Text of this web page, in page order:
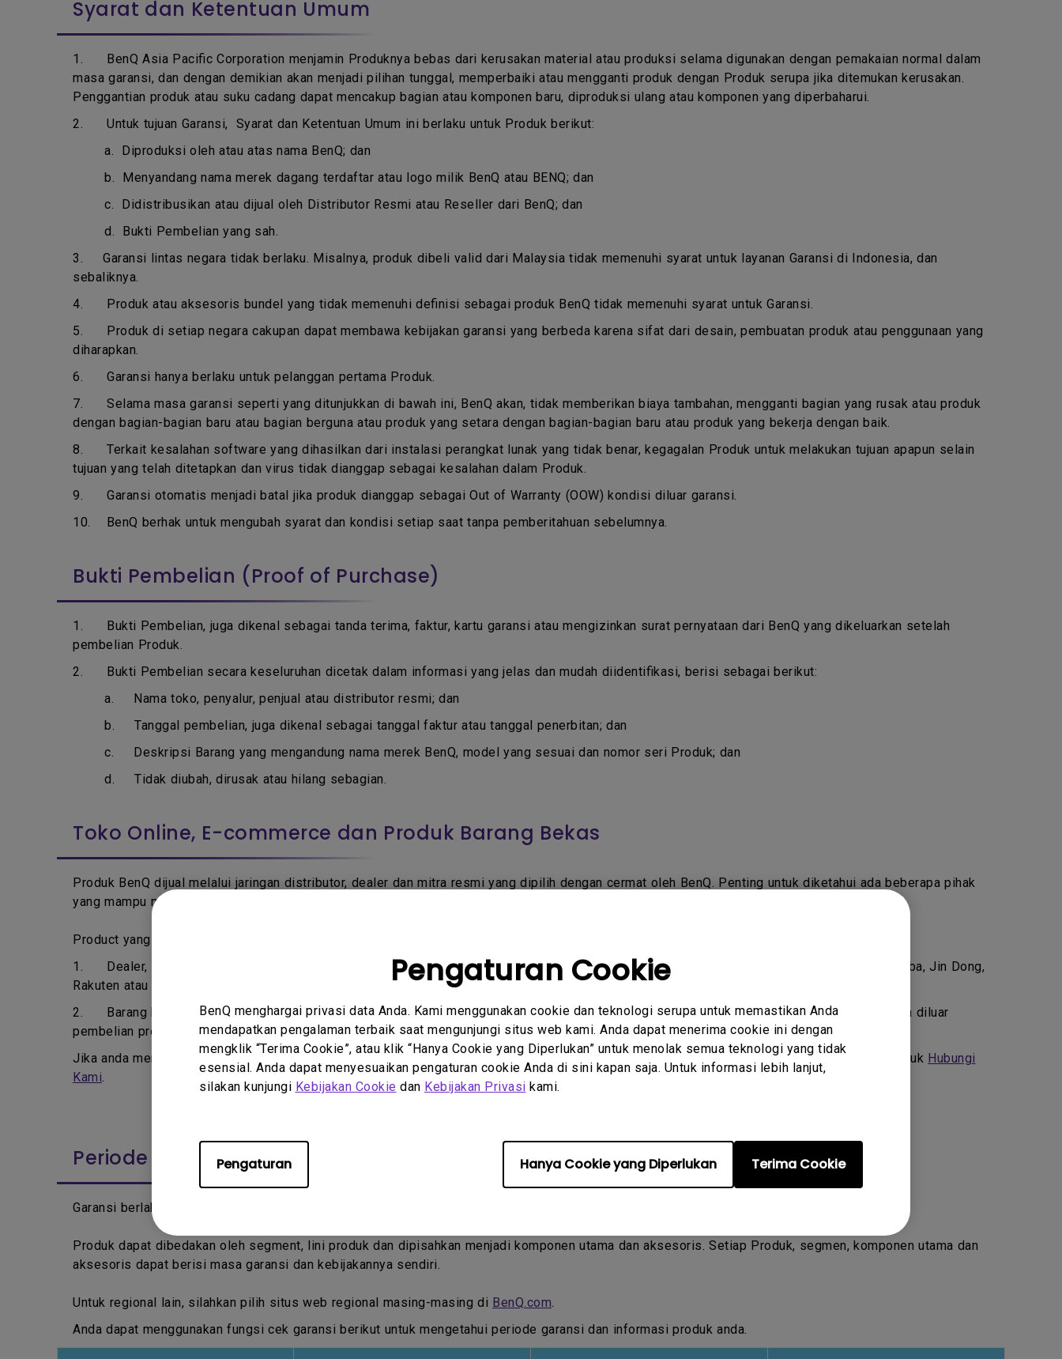
Pengaturan Cookie
BenQ menghargai privasi data Anda. Kami menggunakan cookie dan teknologi serupa untuk memastikan Anda
mendapatkan pengalaman terbaik saat mengunjungi situs web kami. Anda dapat menerima cookie ini dengan
mengklik “Terima Cookie”, atau klik “Hanya Cookie yang Diperlukan” untuk menolak semua teknologi yang tidak
esensial. Anda dapat menyesuaikan pengaturan cookie Anda di sini kapan saja. Untuk informasi lebih lanjut,
silakan kunjungi Kebijakan Cookie dan Kebijakan Privasi kami.
Pengaturan Hanya Cookie yang Diperlukan Terima Cookie
Syarat dan Ketentuan Umum
1. BenQ Asia Pacific Corporation menjamin Produknya bebas dari kerusakan material atau produksi selama digunakan dengan pemakaian normal dalam
masa garansi, dan dengan demikian akan menjadi pilihan tunggal, memperbaiki atau mengganti produk dengan Produk serupa jika ditemukan kerusakan.
Penggantian produk atau suku cadang dapat mencakup bagian atau komponen baru, diproduksi ulang atau komponen yang diperbaharui.
2. Untuk tujuan Garansi, Syarat dan Ketentuan Umum ini berlaku untuk Produk berikut:
a. Diproduksi oleh atau atas nama BenQ; dan
b. Menyandang nama merek dagang terdaftar atau logo milik BenQ atau BENQ; dan
c. Didistribusikan atau dijual oleh Distributor Resmi atau Reseller dari BenQ; dan
d. Bukti Pembelian yang sah.
3. Garansi lintas negara tidak berlaku. Misalnya, produk dibeli valid dari Malaysia tidak memenuhi syarat untuk layanan Garansi di Indonesia, dan
sebaliknya.
4. Produk atau aksesoris bundel yang tidak memenuhi definisi sebagai produk BenQ tidak memenuhi syarat untuk Garansi.
5. Produk di setiap negara cakupan dapat membawa kebijakan garansi yang berbeda karena sifat dari desain, pembuatan produk atau penggunaan yang
diharapkan.
6. Garansi hanya berlaku untuk pelanggan pertama Produk.
7. Selama masa garansi seperti yang ditunjukkan di bawah ini, BenQ akan, tidak memberikan biaya tambahan, mengganti bagian yang rusak atau produk
dengan bagian-bagian baru atau bagian berguna atau produk yang setara dengan bagian-bagian baru atau produk yang bekerja dengan baik.
8. Terkait kesalahan software yang dihasilkan dari instalasi perangkat lunak yang tidak benar, kegagalan Produk untuk melakukan tujuan apapun selain
tujuan yang telah ditetapkan dan virus tidak dianggap sebagai kesalahan dalam Produk.
9. Garansi otomatis menjadi batal jika produk dianggap sebagai Out of Warranty (OOW) kondisi diluar garansi.
10. BenQ berhak untuk mengubah syarat dan kondisi setiap saat tanpa pemberitahuan sebelumnya.
Bukti Pembelian (Proof of Purchase)
1. Bukti Pembelian, juga dikenal sebagai tanda terima, faktur, kartu garansi atau mengizinkan surat pernyataan dari BenQ yang dikeluarkan setelah
pembelian Produk.
2. Bukti Pembelian secara keseluruhan dicetak dalam informasi yang jelas dan mudah diidentifikasi, berisi sebagai berikut:
a. Nama toko, penyalur, penjual atau distributor resmi; dan
b. Tanggal pembelian, juga dikenal sebagai tanggal faktur atau tanggal penerbitan; dan
c. Deskripsi Barang yang mengandung nama merek BenQ, model yang sesuai dan nomor seri Produk; dan
d. Tidak diubah, dirusak atau hilang sebagian.
Toko Online, E-commerce dan Produk Barang Bekas
Produk BenQ dijual melalui jaringan distributor, dealer dan mitra resmi yang dipilih dengan cermat oleh BenQ. Penting untuk diketahui ada beberapa pihak
yang mampu mendapatkan produk BenQ via sumber lain yang tidak resmi atau tidak mendapatkan izin oleh BenQ.
Product yang dibeli dari sumber dibawah mungkin tidak mendapat jaminan garansi:
1. Dealer, reseller atau distributor tidak resmi yang menjual melalui E-Commerce atau Toko Online seperti Amazon, Newegg, Lazada, Alibaba, Jin Dong,
Rakuten atau Toko Online sejenis.
2. Barang bekas, termasuk platform perdagangan online atau offline seperti eBay, Craiglist, iklan baris, forum publik/pribadi atau pembelian diluar
pembelian produk oleh pelanggan pertama.
Jika anda memiliki pertanyaan mengenai produk anda, atau jika anda tidak yakin apakah penjual tersebut adalah Penjual Resmi, jangan ragu untuk Hubungi
Kami.
Periode Garansi
Garansi berlaku sejak tanggal tercetak pada Bukti Pembelian oleh Pelanggan pertama.
Produk dapat dibedakan oleh segment, lini produk dan dipisahkan menjadi komponen utama dan aksesoris. Setiap Produk, segmen, komponen utama dan
aksesoris dapat berisi masa garansi dan kebijakannya sendiri.
Untuk regional lain, silahkan pilih situs web regional masing-masing di BenQ.com.
Anda dapat menggunakan fungsi cek garansi berikut untuk mengetahui periode garansi dan informasi produk anda.